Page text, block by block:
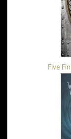
Five